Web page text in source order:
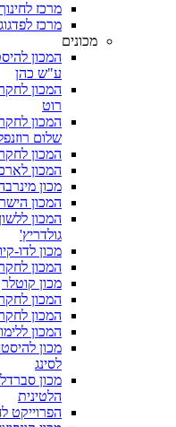
מרכז
מרכז
מכונים
המכון
ע"ש כהן
המכון
רוט
המכון
שלום
המכון
המכון
מכון
המכון
המכון
גולדריץ'
מכון לדו-
המכון
מכון קוטלר
המכון
המכון
המכון
מכון
לסינג
מכון
הלטינית
הפרוייקט